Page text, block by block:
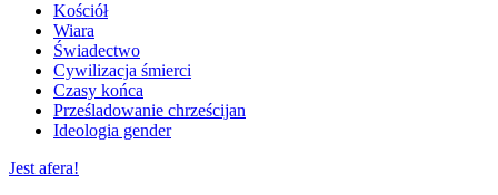
Kościół
Wiara
Świadectwo
Cywilizacja śmierci
Czasy końca
Prześladowanie chrześcijan
Ideologia gender
Jest afera!